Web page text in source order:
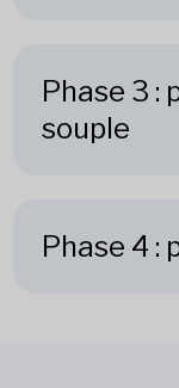
Phase 3 :
souple
Phase 4 :